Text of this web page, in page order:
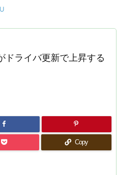


ドライバ更新で上昇する
Copy